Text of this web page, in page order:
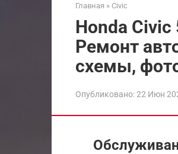
Главная » Civic
Honda
Ремонт
схемы,
Опубликовано:22 Июн